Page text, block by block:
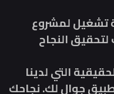
تشغيل لمشروع
النجاح
التي لدينا
جوال لك. نجاحك